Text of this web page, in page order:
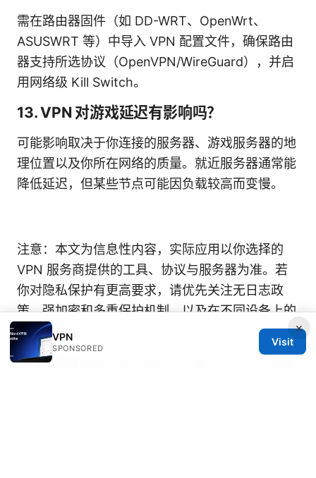
需在路由器固件（如 DD-WRT、OpenWrt、
ASUSWRT 等）中导入 VPN 配置文件，确保路由
器支持所选协议（OpenVPN/WireGuard），并启
用网络级 Kill Switch。
13. VPN 对游戏延迟有影响吗？
可能影响取决于你连接的服务器、游戏服务器的地
理位置以及你所在网络的质量。就近服务器通常能
降低延迟，但某些节点可能因负载较高而变慢。
注意：本文为信息性内容，实际应用以你选择的
VPN 服务商提供的工具、协议与服务器为准。若
你对隐私保护有更高要求，请优先关注无日志政
策、强加密和多重保护机制，以及在不同设备上的
一致性设置。
Vpn加速器试用评测与指南：全面比较VPN加速器
×
VPN
SPONSORED
Visit